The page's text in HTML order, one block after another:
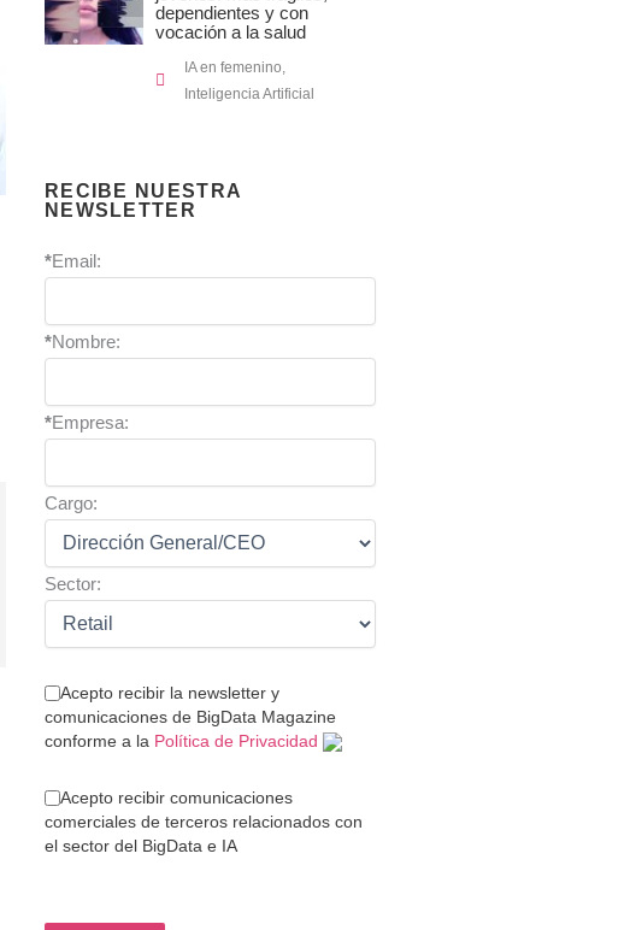
dependientes y con
vocación a la salud
IA en femenino
Inteligencia Artificial
RECIBE NUESTRA
NEWSLETTER
*Email:
*Nombre:
*Empresa:
Cargo:
Sector:
Acepto recibir la newsletter y
comunicaciones de BigData Magazine
conforme a la Política de Privacidad
Acepto recibir comunicaciones
comerciales de terceros relacionados con
el sector del BigData e IA